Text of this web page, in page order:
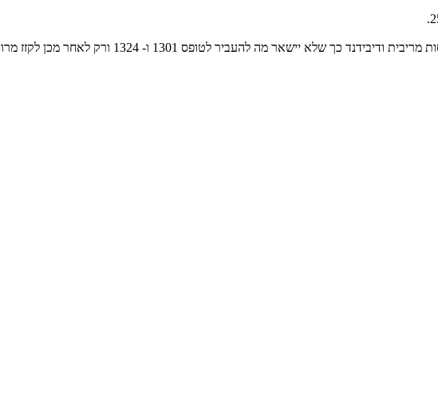
כך שלא יישאר מה להעביר לטופס 1301 ו- 1324 ורק לאחר מכן לקזז מרווח הון?